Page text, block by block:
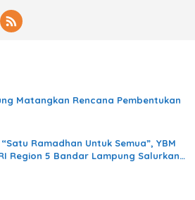
Matangkan Rencana Pembentukan
Ramadhan Untuk Semua”, YBM
Region 5 Bandar Lampung Salurkan